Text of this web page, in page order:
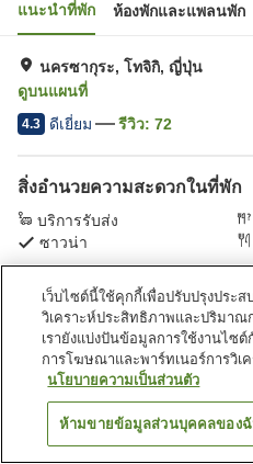
แนะนำที่พัก ห้องพักและแพลนพัก
นครซากุระ, โทจิกิ, ญี่ปุ่น
ดูบนแผนที่
4.3 ดีเยี่ยม รีวิว: 72
สิ่งอำนวยความสะดวกในที่พัก
บริการรับส่ง
ซาวน่า
หน้าแรก ญี่ปุ่น โทจิกิ นครซ
ค้นหาห้
เว็บไซต์นี้ใช้คุกกี้เพื่อปรับปรุงประ
วิเคราะห์ประสิทธิภาพและปริมาณ
เรายังแบ่งปันข้อมูลการใช้งานไซ
การโฆษณาและพาร์ทเนอร์การวิเ
นโยบายความเป็นส่วนตัว
ห้ามขายข้อมูลส่วนบุคคลของ